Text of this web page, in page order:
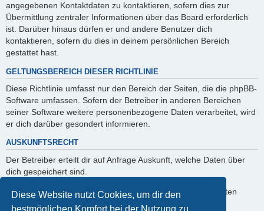
Diese Website nutzt Cookies, um dir den
bestmöglichen Komfort bei der Nutzung zu
angegebenen Kontaktdaten zu kontaktieren, sofern dies zur
Übermittlung zentraler Informationen über das Board erforderlich
ist. Darüber hinaus dürfen er und andere Benutzer dich
kontaktieren, sofern du dies in deinem persönlichen Bereich
gestattet hast.
GELTUNGSBEREICH DIESER RICHTLINIE
Diese Richtlinie umfasst nur den Bereich der Seiten, die die phpBB-
Software umfassen. Sofern der Betreiber in anderen Bereichen
seiner Software weitere personenbezogene Daten verarbeitet, wird
er dich darüber gesondert informieren.
AUSKUNFTSRECHT
Der Betreiber erteilt dir auf Anfrage Auskunft, welche Daten über
dich gespeichert sind.
Du kannst jederzeit die Löschung bzw. Sperrung deiner Daten
verlangen. Kontaktiere hierzu bitte den Betreiber.